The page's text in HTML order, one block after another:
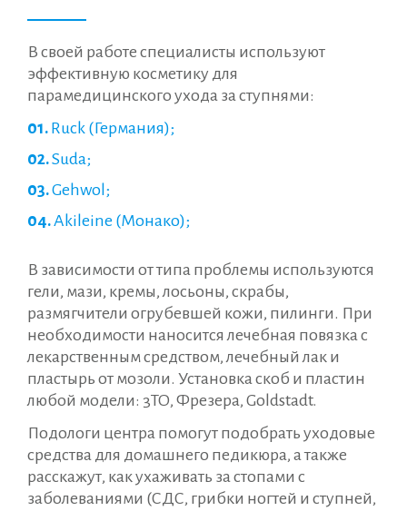
В своей работе специалисты используют
эффективную косметику для
парамедицинского ухода за ступнями:
Ruck (Германия);
Suda;
Gehwol;
Akileine (Монако);
В зависимости от типа проблемы используются
гели, мази, кремы, лосьоны, скрабы,
размягчители огрубевшей кожи, пилинги. При
необходимости наносится лечебная повязка с
лекарственным средством, лечебный лак и
пластырь от мозоли. Установка скоб и пластин
любой модели: 3ТО, Фрезера, Gоldstаdt.
Подологи центра помогут подобрать уходовые
средства для домашнего педикюра, а также
расскажут, как ухаживать за стопами с
заболеваниями (СДС, грибки ногтей и ступней,